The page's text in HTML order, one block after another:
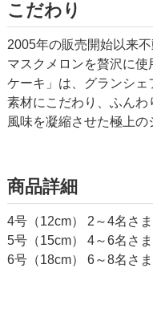
こだわり
2005年の販売開始以来
マスクメロンを贅沢に使
ケーキ」は、グランシ
素材にこだわり、ふん
風味を凝縮させた極上の
商品詳細
4号（12cm） 2～4名さ
5号（15cm） 4～6名さ
6号（18cm） 6～8名さ